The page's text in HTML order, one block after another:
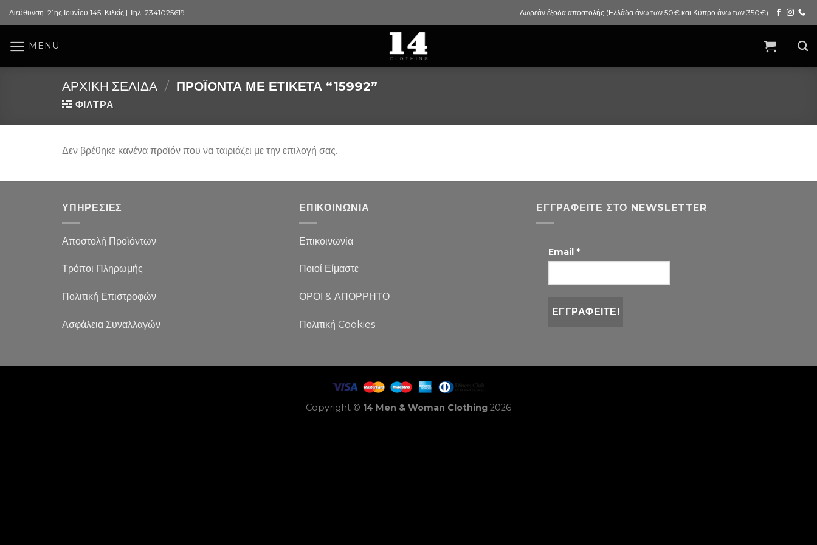
Skip
to
Διεύθυνση: 21ης Ιουνίου 145, Κιλκίς | Τηλ. 2341025619 Δωρεάν έξοδα αποστολής (Ελλάδα άνω των 50€ και Κύπρο άνω των 350€)
MENU
ΑΡΧΙΚΉ ΣΕΛΊΔΑ / ΠΡΟΪΌΝΤΑ ΜΕ ΕΤΙΚΈΤΑ “15992”
ΦΙΛΤΡΑ
Δεν βρέθηκε κανένα προϊόν που να ταιριάζει με την επιλογή σας.
ΥΠΗΡΕΣΙΕΣ
Αποστολή Προϊόντων
Τρόποι Πληρωμής
Πολιτική Επιστροφών
Ασφάλεια Συναλλαγών
ΕΠΙΚΟΙΝΩΝΙΑ
Επικοινωνία
Ποιοί Είμαστε
ΟΡΟΙ & ΑΠΟΡΡΗΤΟ
Πολιτική Cookies
ΕΓΓΡΑΦΕΊΤΕ ΣΤΟ NEWSLETTER
Email *
Copyright © 14 Men & Woman Clothing 2026